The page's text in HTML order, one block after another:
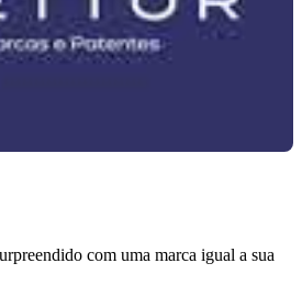
com uma marca igual a sua